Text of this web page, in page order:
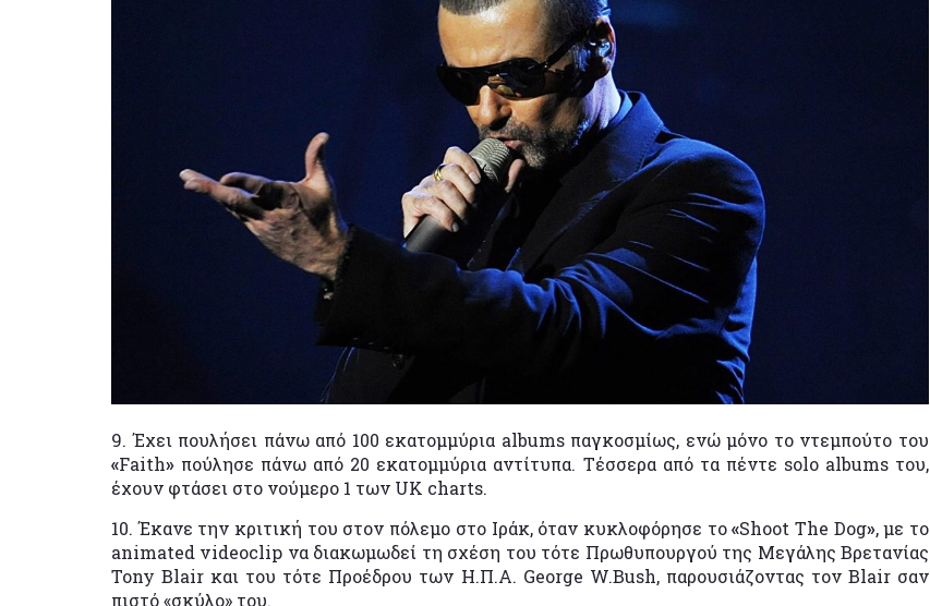
9. Έχει πουλήσει πάνω από 100 εκατομμύρια albums παγκοσμίως, ενώ μόνο το ντεμπούτο του
«Faith» πούλησε πάνω από 20 εκατομμύρια αντίτυπα. Τέσσερα από τα πέντε solo albums του,
έχουν φτάσει στο νούμερο 1 των UK charts.
10. Έκανε την κριτική του στον πόλεμο στο Ιράκ, όταν κυκλοφόρησε το«Shoot The Dog», με το
animated videoclip να διακωμωδεί τη σχέση του τότε Πρωθυπουργού της Μεγάλης Βρετανίας
Tony Blair και του τότε Προέδρου των Η.Π.Α. George W.Bush, παρουσιάζοντας τον Blair σαν
πιστό «σκύλο» του.